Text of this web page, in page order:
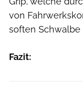
von
soften Schwalbe
Fazit: